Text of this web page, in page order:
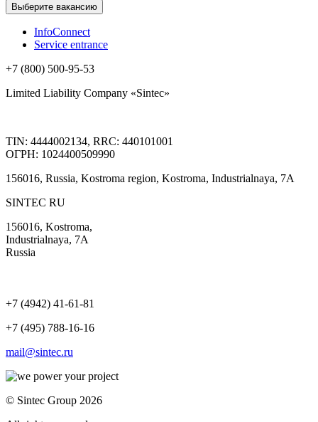
InfoConnect
Service entrance
+7 (800) 500-95-53
Limited Liability Company «Sintec»
TIN: 4444002134, RRC: 440101001
ОГРН: 1024400509990
156016, Russia, Kostroma region, Kostroma, Industrialnaya, 7А
SINTEC RU
156016, Kostroma,
Industrialnaya, 7А
Russia
+7 (4942) 41-61-81
+7 (495) 788-16-16
mail@sintec.ru
© Sintec Group 2026